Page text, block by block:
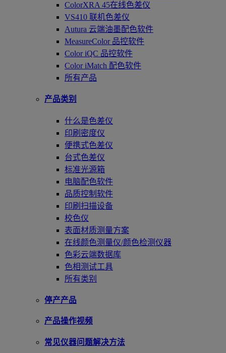
ColorXRA 45在线色差仪
VS410 联机色差仪
Autura 云端油墨配色软件
MeasureColor 品控软件
Color iQC 品控软件
Color iMatch 配色软件
所有产品
产品类别
什么是色差仪
印刷密度仪
便携式色差仪
台式色差仪
标准光源箱
电脑配色软件
品质控制软件
印刷扫描设备
校色仪
表面材质测量方案
在线颜色测量仪/颜色检测仪器
色彩云端数据库
色相测试工具
所有类别
停产产品
产品操作视频
常见仪器问题解决方法